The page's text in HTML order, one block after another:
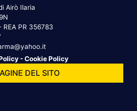
Airò Ilaria
PR 356783
-Cookie Policy
DEL SITO